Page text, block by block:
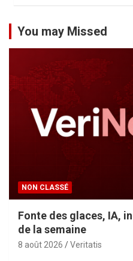
You may Missed
NON CLASSÉ
Fonte des glaces, IA,
de la semaine
8 août 2026 Veritatis